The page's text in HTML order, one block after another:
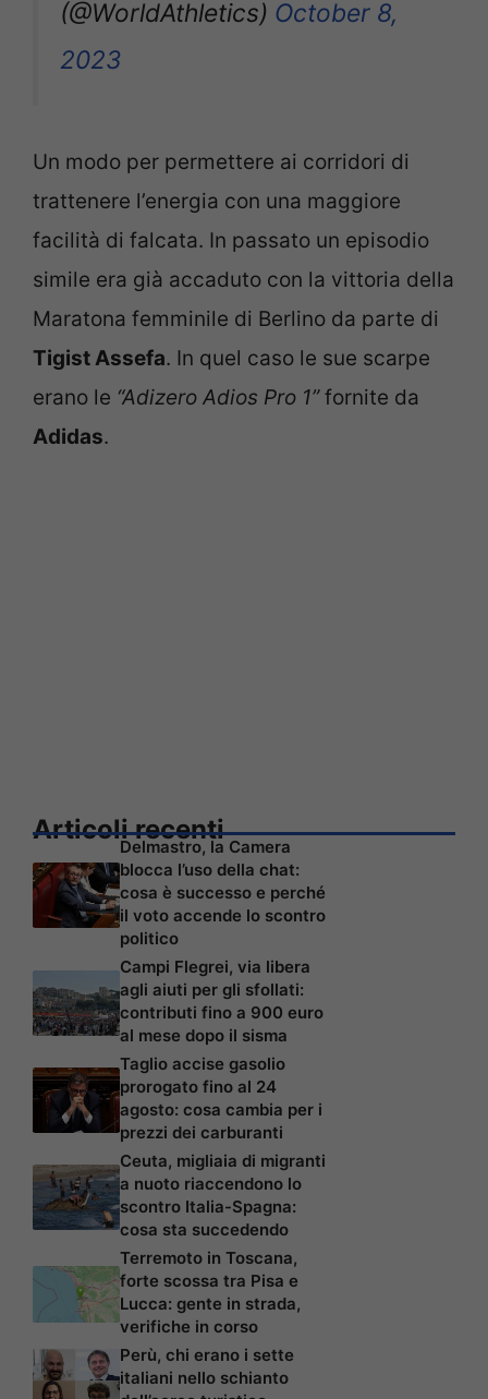
(@WorldAthletics) October 8,
2023
Un modo per permettere ai corridori di
trattenere l’energia con una maggiore
facilità di falcata. In passato un episodio
simile era già accaduto con la vittoria della
Maratona femminile di Berlino da parte di
Tigist Assefa. In quel caso le sue scarpe
erano le “Adizero Adios Pro 1”fornite da
Adidas.
Articoli recenti
Delmastro, la Camera
blocca l’uso della chat:
cosa è successo e perché
il voto accende lo scontro
politico
Campi Flegrei, via libera
agli aiuti per gli sfollati:
contributi fino a 900 euro
al mese dopo il sisma
Taglio accise gasolio
prorogato fino al 24
agosto: cosa cambia per i
prezzi dei carburanti
Ceuta, migliaia di migranti
a nuoto riaccendono lo
scontro Italia-Spagna:
cosa sta succedendo
Terremoto in Toscana,
forte scossa tra Pisa e
Lucca: gente in strada,
verifiche in corso
Perù, chi erano i sette
italiani nello schianto